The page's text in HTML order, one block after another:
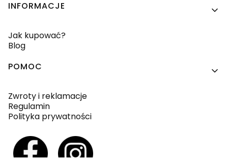
INFORMACJE
Jak kupować?
Blog
POMOC
Zwroty i reklamacje
Regulamin
Polityka prywatności